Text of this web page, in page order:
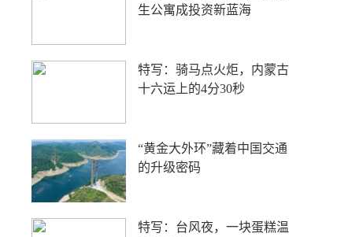
声
人这一辈子，一定要到云南
过一次火把节！
妒火攻心，自取灭亡
“白海豚”登陆后是否会北